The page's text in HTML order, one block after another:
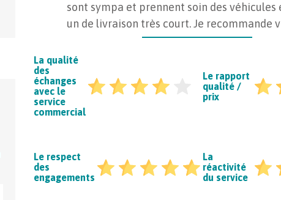
Technotrans : le salon du transport
routier
Transport
sont sympa et prennent soin des véhicules
un de livraison très court. Je recommande
La qualité
des
échanges
avec le
service
commercial
Le rapport
qualité /
prix
Le respect
des
engagements
La
réactivité
du service